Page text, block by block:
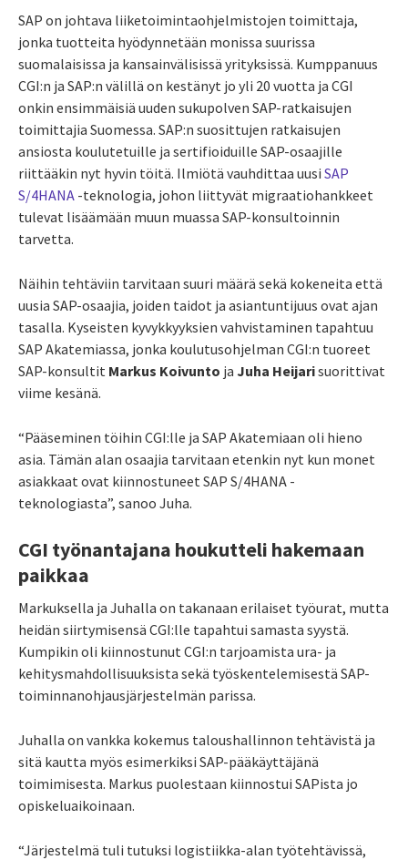
SAP on johtava liiketoimintaohjelmistojen toimittaja,
jonka tuotteita hyödynnetään monissa suurissa
suomalaisissa ja kansainvälisissä yrityksissä. Kumppanuus
CGI:n ja SAP:n välillä on kestänyt jo yli 20 vuotta ja CGI
onkin ensimmäisiä uuden sukupolven SAP-ratkaisujen
toimittajia Suomessa. SAP:n suosittujen ratkaisujen
ansiosta koulutetuille ja sertifioiduille SAP-osaajille
riittääkin nyt hyvin töitä. Ilmiötä vauhdittaa uusi SAP
S/4HANA -teknologia, johon liittyvät migraatiohankkeet
tulevat lisäämään muun muassa SAP-konsultoinnin
tarvetta.
Näihin tehtäviin tarvitaan suuri määrä sekä kokeneita että
uusia SAP-osaajia, joiden taidot ja asiantuntijuus ovat ajan
tasalla. Kyseisten kyvykkyyksien vahvistaminen tapahtuu
SAP Akatemiassa, jonka koulutusohjelman CGI:n tuoreet
SAP-konsultit Markus Koivunto ja Juha Heijarisuorittivat
viime kesänä.
“Pääseminen töihin CGI:lle ja SAP Akatemiaan oli hieno
asia. Tämän alan osaajia tarvitaan etenkin nyt kun monet
asiakkaat ovat kiinnostuneet SAP S/4HANA -
teknologiasta”, sanoo Juha.
CGI työnantajana houkutteli hakemaan
paikkaa
Markuksella ja Juhalla on takanaan erilaiset työurat, mutta
heidän siirtymisensä CGI:lle tapahtui samasta syystä.
Kumpikin oli kiinnostunut CGI:n tarjoamista ura- ja
kehitysmahdollisuuksista sekä työskentelemisestä SAP-
toiminnanohjausjärjestelmän parissa.
Juhalla on vankka kokemus taloushallinnon tehtävistä ja
sitä kautta myös esimerkiksi SAP-pääkäyttäjänä
toimimisesta. Markus puolestaan kiinnostui SAPista jo
opiskeluaikoinaan.
“Järjestelmä tuli tutuksi logistiikka-alan työtehtävissä,